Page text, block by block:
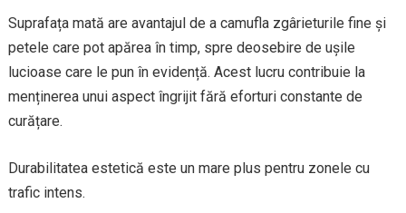
Suprafața mată are avantajul de a camufla zgârieturile fine și
petele care pot apărea în timp, spre deosebire de ușile
lucioase care le pun în evidență. Acest lucru contribuie la
menținerea unui aspect îngrijit fără eforturi constante de
curățare.
Durabilitatea estetică este un mare plus pentru zonele cu
trafic intens.